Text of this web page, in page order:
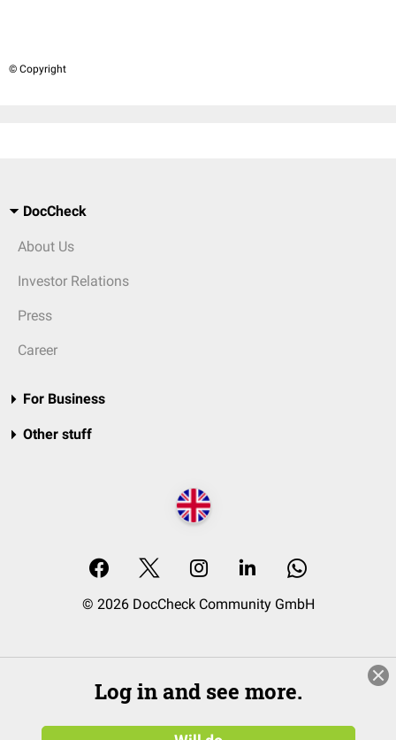
© Copyright
DocCheck
About Us
Investor Relations
Press
Career
For Business
Other stuff
© 2026 DocCheck Community GmbH
Log in and see more.